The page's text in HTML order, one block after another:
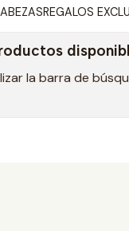
REGALOS
la barra de